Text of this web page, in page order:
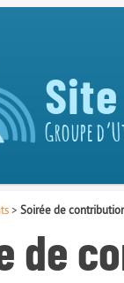
Groupe
> Soirée de
de